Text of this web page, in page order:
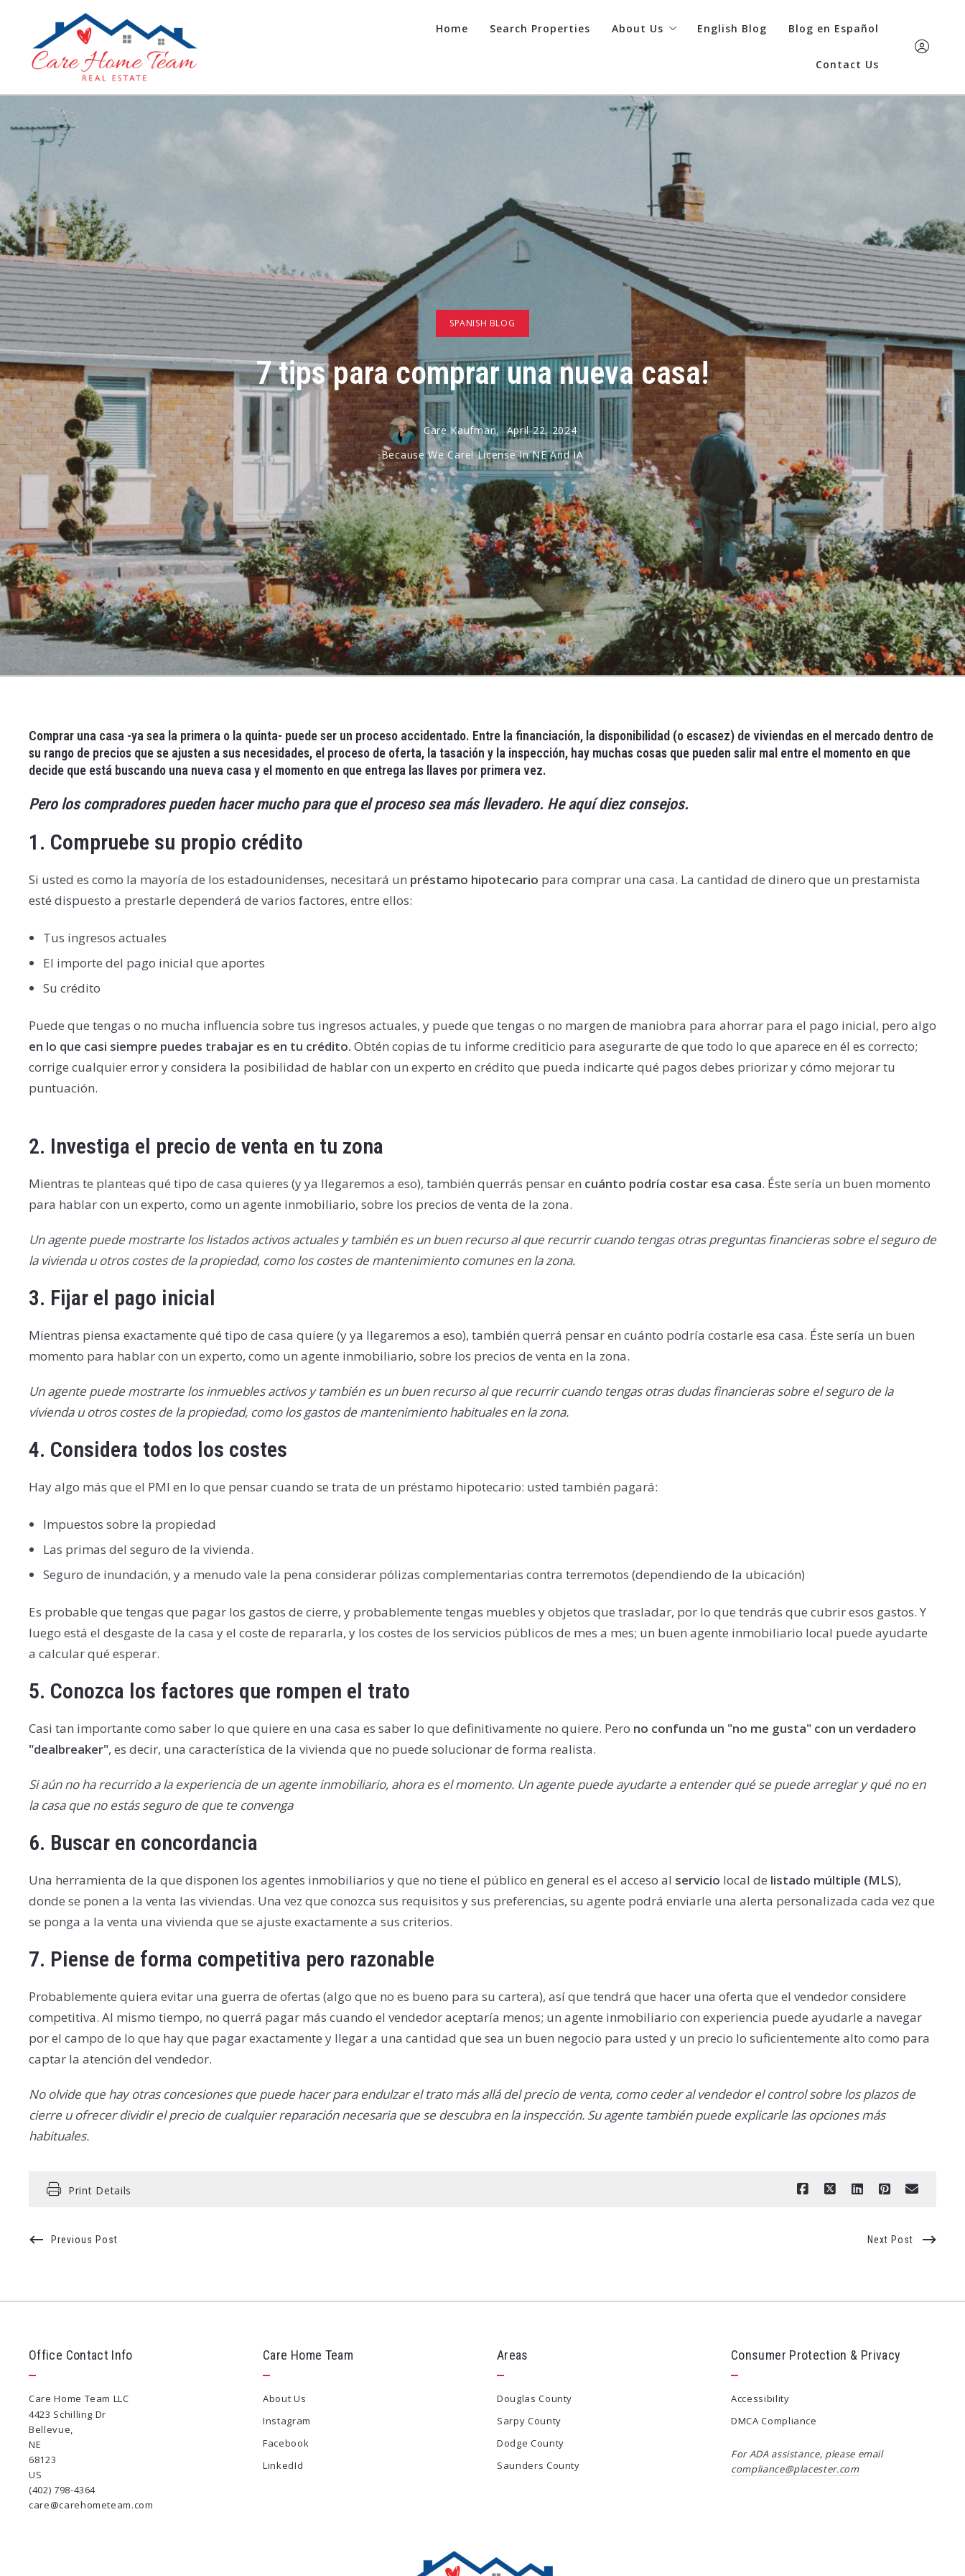
Home Search Properties About Us
Success stories
Recommended lenders
Finding a lender
English Blog Blog en Español
Contact Us
Sign In
Sign Up
SPANISH BLOG
7 tips para comprar una nueva casa!
Care Kaufman, April 22, 2024
Because We Care! License In NE And IA
Comprar una casa -ya sea la primera o la quinta- puede ser un proceso accidentado. Entre la financiación, la disponibilidad (o escasez) de viviendas en el mercado dentro de
su rango de precios que se ajusten a sus necesidades, el proceso de oferta, la tasación y la inspección, hay muchas cosas que pueden salir mal entre el momento en que
decide que está buscando una nueva casa y el momento en que entrega las llaves por primera vez.
Pero los compradores pueden hacer mucho para que el proceso sea más llevadero. He aquí diez consejos.
1. Compruebe su propio crédito
Si usted es como la mayoría de los estadounidenses, necesitará un préstamo hipotecario para comprar una casa. La cantidad de dinero que un prestamista
esté dispuesto a prestarle dependerá de varios factores, entre ellos:
Tus ingresos actuales
El importe del pago inicial que aportes
Su crédito
Puede que tengas o no mucha influencia sobre tus ingresos actuales, y puede que tengas o no margen de maniobra para ahorrar para el pago inicial, pero algo
en lo que casi siempre puedes trabajar es en tu crédito. Obtén copias de tu informe crediticio para asegurarte de que todo lo que aparece en él es correcto;
corrige cualquier error y considera la posibilidad de hablar con un experto en crédito que pueda indicarte qué pagos debes priorizar y cómo mejorar tu
puntuación.
2. Investiga el precio de venta en tu zona
Mientras te planteas qué tipo de casa quieres (y ya llegaremos a eso), también querrás pensar en cuánto podría costar esa casa. Éste sería un buen momento
para hablar con un experto, como un agente inmobiliario, sobre los precios de venta de la zona.
Un agente puede mostrarte los listados activos actuales y también es un buen recurso al que recurrir cuando tengas otras preguntas financieras sobre el seguro de
la vivienda u otros costes de la propiedad, como los costes de mantenimiento comunes en la zona.
3. Fijar el pago inicial
Mientras piensa exactamente qué tipo de casa quiere (y ya llegaremos a eso), también querrá pensar en cuánto podría costarle esa casa. Éste sería un buen
momento para hablar con un experto, como un agente inmobiliario, sobre los precios de venta en la zona.
Un agente puede mostrarte los inmuebles activos y también es un buen recurso al que recurrir cuando tengas otras dudas financieras sobre el seguro de la
vivienda u otros costes de la propiedad, como los gastos de mantenimiento habituales en la zona.
4. Considera todos los costes
Hay algo más que el PMI en lo que pensar cuando se trata de un préstamo hipotecario: usted también pagará:
Impuestos sobre la propiedad
Las primas del seguro de la vivienda.
Seguro de inundación, y a menudo vale la pena considerar pólizas complementarias contra terremotos (dependiendo de la ubicación)
Es probable que tengas que pagar los gastos de cierre, y probablemente tengas muebles y objetos que trasladar, por lo que tendrás que cubrir esos gastos. Y
luego está el desgaste de la casa y el coste de repararla, y los costes de los servicios públicos de mes a mes; un buen agente inmobiliario local puede ayudarte
a calcular qué esperar.
5. Conozca los factores que rompen el trato
Casi tan importante como saber lo que quiere en una casa es saber lo que definitivamente no quiere. Pero no confunda un "no me gusta" con un verdadero
"dealbreaker", es decir, una característica de la vivienda que no puede solucionar de forma realista.
Si aún no ha recurrido a la experiencia de un agente inmobiliario, ahora es el momento. Un agente puede ayudarte a entender qué se puede arreglar y qué no en
la casa que no estás seguro de que te convenga
6. Buscar en concordancia
Una herramienta de la que disponen los agentes inmobiliarios y que no tiene el público en general es el acceso al servicio local de listado múltiple (MLS),
donde se ponen a la venta las viviendas. Una vez que conozca sus requisitos y sus preferencias, su agente podrá enviarle una alerta personalizada cada vez que
se ponga a la venta una vivienda que se ajuste exactamente a sus criterios.
7. Piense de forma competitiva pero razonable
Probablemente quiera evitar una guerra de ofertas (algo que no es bueno para su cartera), así que tendrá que hacer una oferta que el vendedor considere
competitiva. Al mismo tiempo, no querrá pagar más cuando el vendedor aceptaría menos; un agente inmobiliario con experiencia puede ayudarle a navegar
por el campo de lo que hay que pagar exactamente y llegar a una cantidad que sea un buen negocio para usted y un precio lo suficientemente alto como para
captar la atención del vendedor.
No olvide que hay otras concesiones que puede hacer para endulzar el trato más allá del precio de venta, como ceder al vendedor el control sobre los plazos de
cierre u ofrecer dividir el precio de cualquier reparación necesaria que se descubra en la inspección. Su agente también puede explicarle las opciones más
habituales.
Print Details
Previous Post Next Post
Office Contact Info
Care Home Team LLC
4423 Schilling Dr
Bellevue,
NE
68123
US
(402) 798-4364
care@carehometeam.com
Care Home Team
About Us
Instagram
Facebook
LinkedId
Areas
Douglas County
Sarpy County
Dodge County
Saunders County
Consumer Protection & Privacy
Accessibility
DMCA Compliance
For ADA assistance, please email
compliance@placester.com